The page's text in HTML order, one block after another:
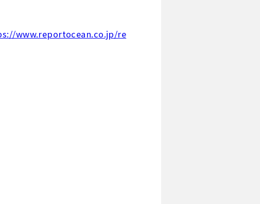
www.reportocean.co.jp/re